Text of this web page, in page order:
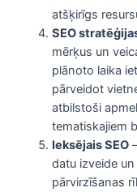
atšķirīgs
SEO
mērķus un
plānoto laika
pārveidot
atbilstoši
tematiskajiem
Ieksējais SEO
datu izveide
pārvirzīšanas